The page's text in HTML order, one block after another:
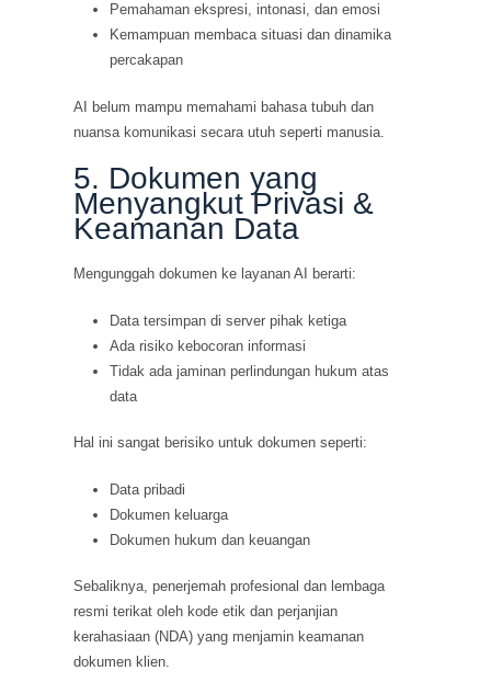
Pemahaman ekspresi, intonasi, dan emosi
Kemampuan membaca situasi dan dinamika
percakapan
AI belum mampu memahami bahasa tubuh dan
nuansa komunikasi secara utuh seperti manusia.
5. Dokumen yang
Menyangkut Privasi &
Keamanan Data
Mengunggah dokumen ke layanan AI berarti:
Data tersimpan di server pihak ketiga
Ada risiko kebocoran informasi
Tidak ada jaminan perlindungan hukum atas
data
Hal ini sangat berisiko untuk dokumen seperti:
Data pribadi
Dokumen keluarga
Dokumen hukum dan keuangan
Sebaliknya, penerjemah profesional dan lembaga
resmi terikat oleh kode etik dan perjanjian
kerahasiaan (NDA) yang menjamin keamanan
dokumen klien.